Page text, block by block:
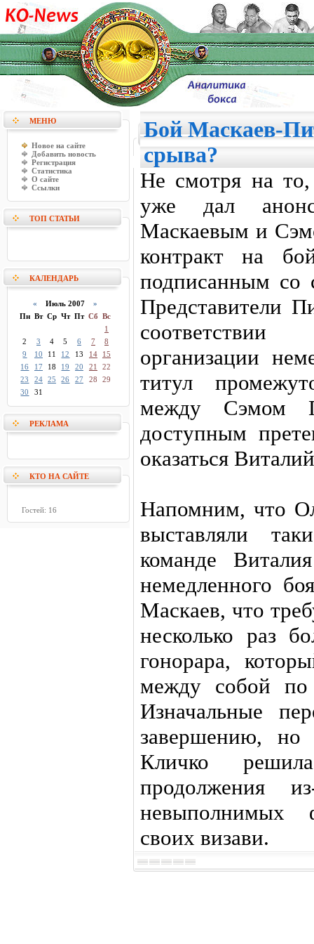
МЕНЮ
Новое на сайте
Добавить новость
Регистрация
Статистика
О сайте
Ссылки
ТОП СТАТЬИ
КАЛЕНДАРЬ
« Июль 2007 »
Пн Вт Ср Чт Пт Сб Вс
1
2
3 4 5 6 7
8
9
10 11 12 13 14
15
16
17 18 19 20 21
22
23
24 25 26 27 28
29
30
31
РЕКЛАМА
КТО НА САЙТЕ
Гостей: 16
Бой Маскаев-
срыва?
Не смотря на то,
уже дал
Маскаевым и
контракт на
подписанным со
Представители
организации
титул
между Сэмом
доступным
оказаться
Напомним, что
выставляли
команде
немедленного
Маскаев, что
несколько раз
гонорара,
между собой по
Изначальные
завершению, но
Кличко
продолжения
невыполнимых
своих визави.